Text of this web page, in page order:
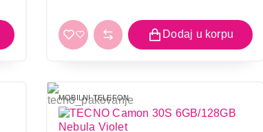
MOBILNI TELEFON